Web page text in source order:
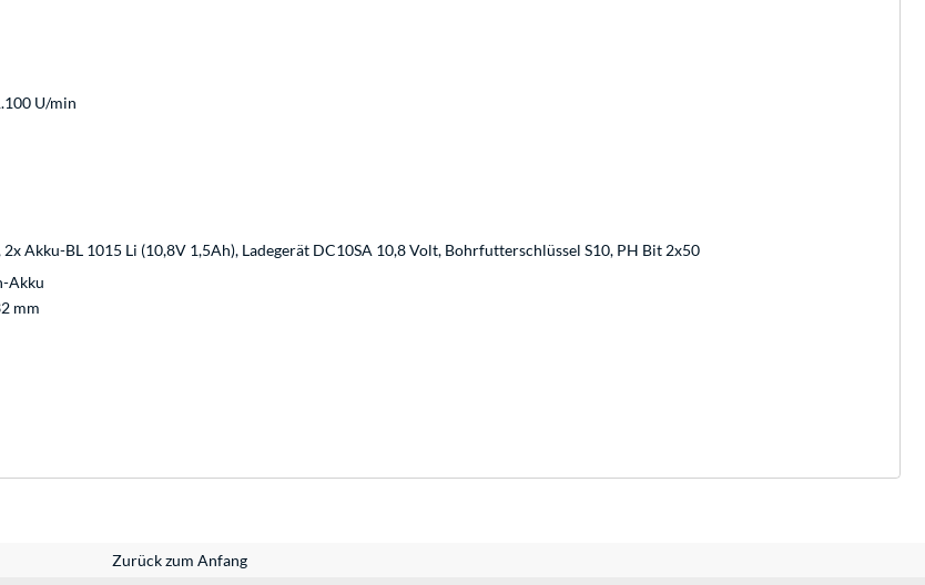
U/min
2x Akku-BL 1015 Li (10,8V 1,5Ah), Ladegerät DC10SA 10,8 Volt, Bohrfutterschlüssel S10, PH Bit 2x50
Akku
mm
Zurück zum Anfang